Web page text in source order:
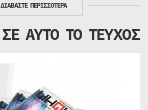
ΔΙΑΒΑΣΤΕ ΠΕΡΙΣΣΟΤΕΡΑ
ΣΕ ΑΥΤΟ ΤΟ ΤΕΥΧΟΣ